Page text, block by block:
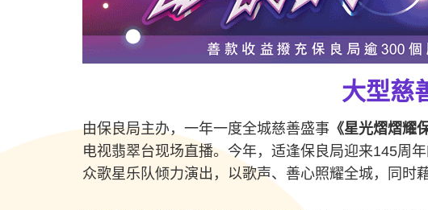
大型慈
由保良局主办，一年一度全城慈善盛事 《星光熠熠耀
电视翡翠台现场直播。今年，适逢保良局迎来145周
众歌星乐队倾力演出，以歌声、善心照耀全城，同时